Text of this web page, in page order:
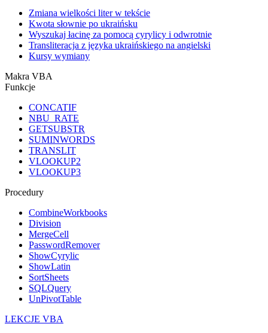
Zmiana wielkości liter w tekście
Kwota słownie po ukraińsku
Wyszukaj łacinę za pomocą cyrylicy i odwrotnie
Transliteracja z języka ukraińskiego na angielski
Kursy wymiany
Makra VBA
Funkcje
CONCATIF
NBU_RATE
GETSUBSTR
SUMINWORDS
TRANSLIT
VLOOKUP2
VLOOKUP3
Procedury
CombineWorkbooks
Division
MergeCell
PasswordRemover
ShowCyrylic
ShowLatin
SortSheets
SQLQuery
UnPivotTable
LEKCJE VBA